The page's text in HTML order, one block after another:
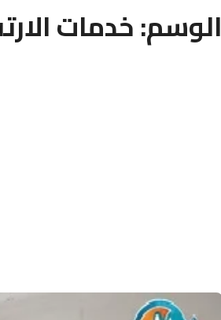
الوسم:خدمات